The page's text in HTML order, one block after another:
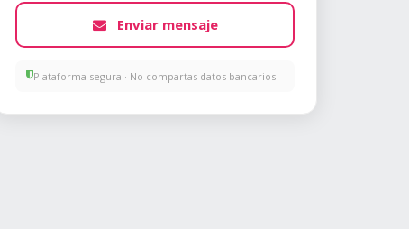
Enviar mensaje
Plataforma segura · No compartas datos bancarios